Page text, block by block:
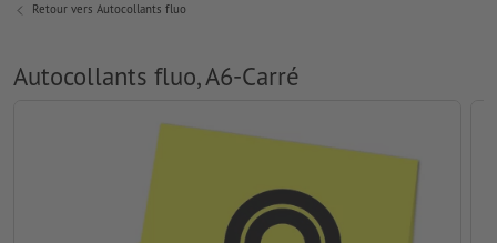
Retour vers Autocollants fluo
Autocollants fluo, A6-Carré